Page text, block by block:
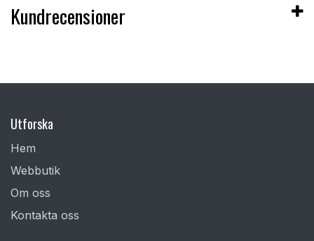
Kundrecensioner
Utforska
Hem
Webbutik
Om oss
Kontakta oss